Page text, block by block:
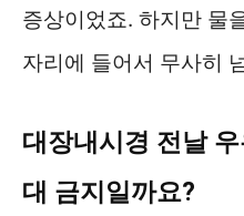
증상이었죠. 하지만 물
자리에 들어서 무사히
대장내시경 전날
대 금지일까요?